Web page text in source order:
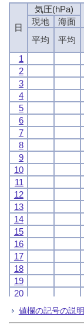
日
気圧(hPa)
現地
海面
平均
平均
1
2
3
4
5
6
7
8
9
10
11
12
13
14
15
16
17
18
19
20
21
22
日
気圧(hPa)
現地
海面
平均
平均
1
2
3
4
5
6
7
8
9
10
11
12
13
14
15
16
17
18
19
20
21
22
日
気圧(hPa)
現地
海面
平均
平均
1
2
3
4
5
6
7
8
9
10
11
12
13
14
15
16
17
18
19
20
21
22
日
気圧(hPa)
現地
海面
平均
平均
1
2
3
4
5
6
7
8
9
10
11
12
13
14
15
16
17
18
19
20
21
22
値欄の記号の説明